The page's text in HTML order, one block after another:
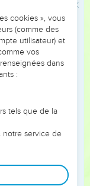
dit : Je te loue, ô
que tu as caché
tu l'as trouvé bon.
Père ; et nul ne
le Père que le
connaître.
et chargés, et je
cookies », vous
(comme des
utilisateur) et
vos
dans
:
tels que de la
notre service de